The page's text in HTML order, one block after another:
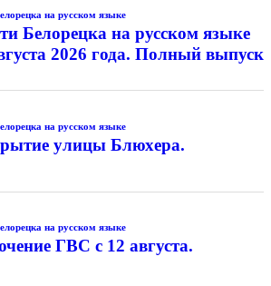
на русском языке
Белорецка на русском языке
2026 года. Полный выпуск
на русском языке
улицы Блюхера.
на русском языке
ГВС с 12 августа.